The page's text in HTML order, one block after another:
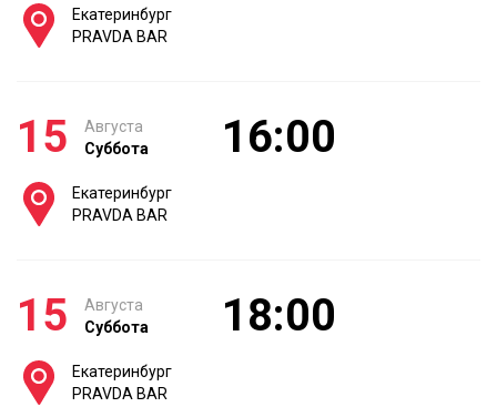
Екатеринбург
PRAVDA BAR
15
Августа
Суббота
16:00
Екатеринбург
PRAVDA BAR
15
Августа
Суббота
18:00
Екатеринбург
PRAVDA BAR